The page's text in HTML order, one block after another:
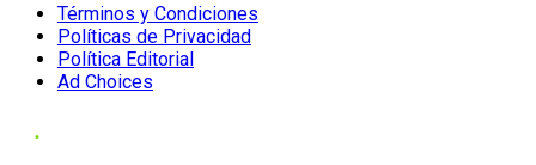
Términos y Condiciones
Políticas de Privacidad
Política Editorial
Ad Choices